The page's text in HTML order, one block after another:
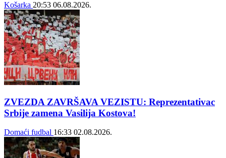
Košarka 20:53 06.08.2026.
ZVEZDA ZAVRŠAVA VEZISTU: Reprezentativac
Srbije zamena Vasilija Kostova!
Domaći fudbal 16:33 02.08.2026.